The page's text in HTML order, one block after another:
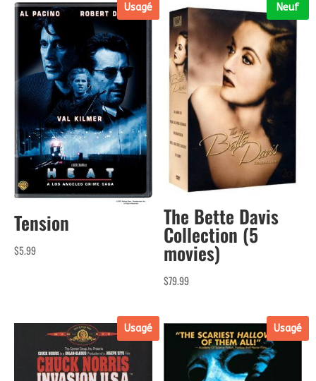
Usagé
Tension
$5.99
Neuf
The Bette Davis
Collection (5
movies)
$79.99
Usagé Usagé